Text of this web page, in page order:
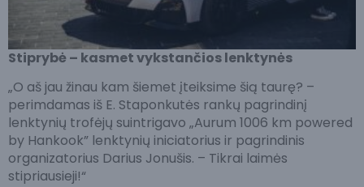
Stiprybė – kasmet vykstančios lenktynės
„O aš jau žinau kam šiemet įteiksime šią taurę? –
perimdamas iš E. Staponkutės rankų pagrindinį
lenktynių trofėjų suintrigavo „Aurum 1006 km powered
by Hankook” lenktynių iniciatorius ir pagrindinis
organizatorius Darius Jonušis. – Tikrai laimės
stipriausieji!“